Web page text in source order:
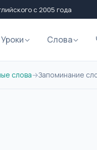
с 2005 года
Уроки Слова
слова→Запоминание